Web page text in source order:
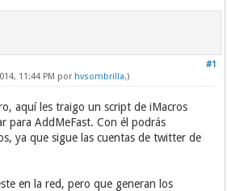
#1
11:44 PM por hvsombrilla.)
aquí les traigo un script de iMacros
para AddMeFast. Con él podrás
ya que sigue las cuentas de twitter de
en la red, pero que generan los